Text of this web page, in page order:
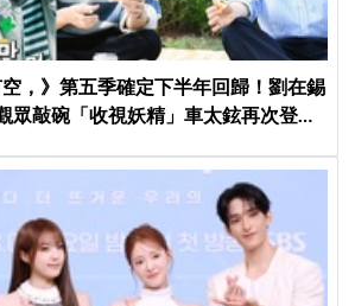
，》第五季確定下半年回歸！劉在錫
眾敲碗「收視妖精」車太鉉再次登場